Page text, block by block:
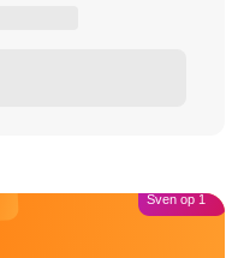
Sven op 1